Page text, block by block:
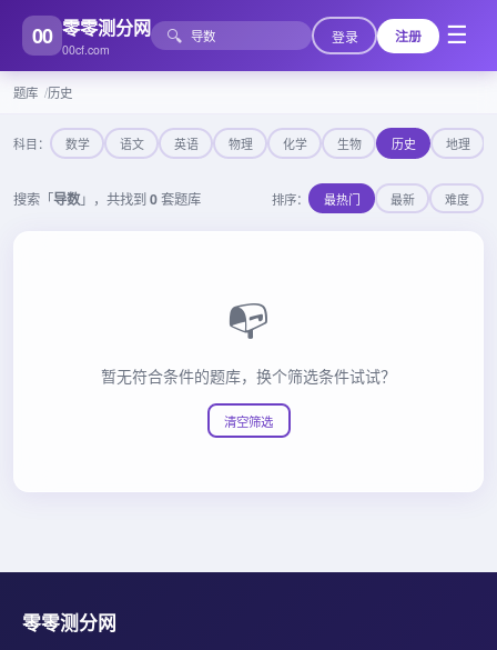
00 零零测分网
00cf.com
🔍 登录 注册 ☰
题库 历史
科目： 数学 语文 英语 物理 化学 生物 历史 地理
搜索「导数」，共找到0套题库 排序： 最热门 最新 难度
📭
暂无符合条件的题库，换个筛选条件试试？
清空筛选
零零测分网